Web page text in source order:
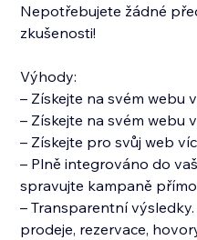
Nepotřebujete žádné
zkušenosti!
Výhody:
– Získejte na svém webu
– Získejte na svém webu
– Získejte pro svůj web
– Plně integrováno do
spravujte kampaně
– Transparentní
prodeje, rezervace,